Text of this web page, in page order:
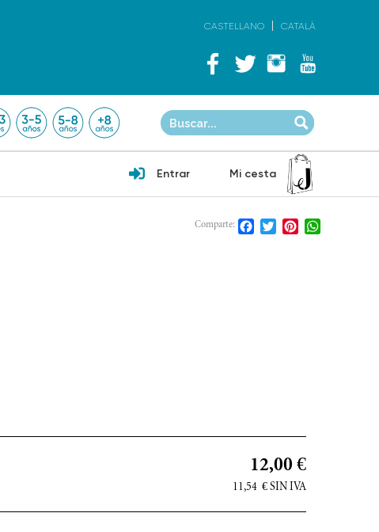
CASTELLANO CATALÀ
Entrar Mi cesta
Comparte: Facebook
TwitterPinterest
12,00 €
11,54 €SIN IVA